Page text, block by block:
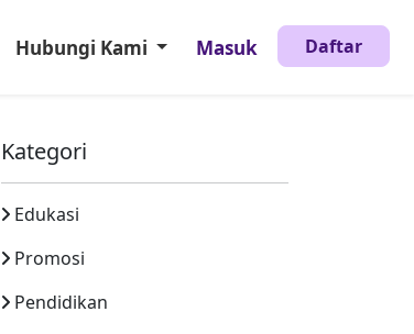
Hubungi Kami Masuk Daftar
Kategori
Edukasi
Promosi
Pendidikan